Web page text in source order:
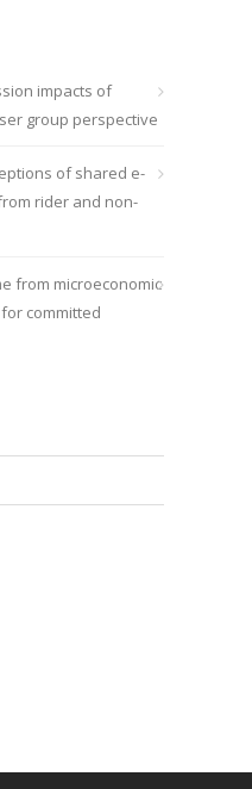
impacts of
group perspective
of shared e-
rider and non-
from microeconomic
committed